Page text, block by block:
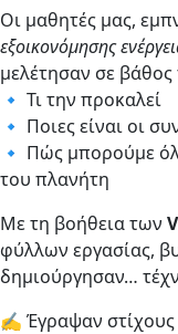
Οι μαθητές μας,
εξοικονόμησης
μελέτησαν σε βάθος
🔹 Τι την προκαλεί
🔹 Ποιες είναι οι
🔹 Πώς μπορούμε
του πλανήτη
Με τη βοήθεια των
φύλλων εργασίας,
δημιούργησαν…
✍️ Έγραψαν στίχους